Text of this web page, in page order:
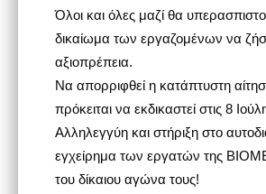
Όλοι και όλες μαζί θα
δικαίωμα των εργαζομένων να
αξιοπρέπεια.
Να απορριφθεί η κατάπτυστη
πρόκειται να εκδικαστεί στις 8
Αλληλεγγύη και στήριξη στο
εγχείρημα των εργατών της ΒΙΟΜΕ
του δίκαιου αγώνα τους!